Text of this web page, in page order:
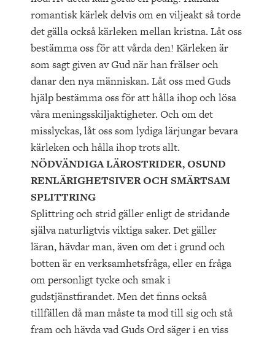
romantisk kärlek delvis om en viljeakt så torde
det gälla också kärleken mellan kristna. Låt oss
bestämma oss för att vårda den! Kärleken är
som sagt given av Gud när han frälser och
danar den nya människan. Låt oss med Guds
hjälp bestämma oss för att hålla ihop och lösa
våra meningsskiljaktigheter. Och om det
misslyckas, låt oss som lydiga lärjungar bevara
kärleken och hålla ihop trots allt.
NÖDVÄNDIGA LÄROSTRIDER, OSUND
RENLÄRIGHETSIVER OCH SMÄRTSAM
SPLITTRING
Splittring och strid gäller enligt de stridande
själva naturligtvis viktiga saker. Det gäller
läran, hävdar man, även om det i grund och
botten är en verksamhetsfråga, eller en fråga
om personligt tycke och smak i
gudstjänstfirandet. Men det finns också
tillfällen då man måste ta mod till sig och stå
fram och hävda vad Guds Ord säger i en viss